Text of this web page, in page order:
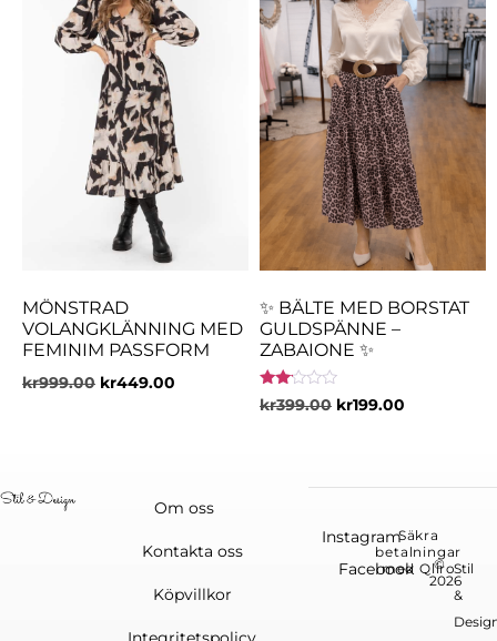
MÖNSTRAD
VOLANGKLÄNNING MED
FEMINIM PASSFORM
kr999.00 kr449.00
✨ BÄLTE MED BORSTAT
GULDSPÄNNE –
ZABAIONE ✨
Betygsatt
2.00
kr399.00 kr199.00
Om oss
Kontakta oss
Köpvillkor
©
2026
Stil
&
Instagram
Facebook
Säkra
betalningar
med Qliro